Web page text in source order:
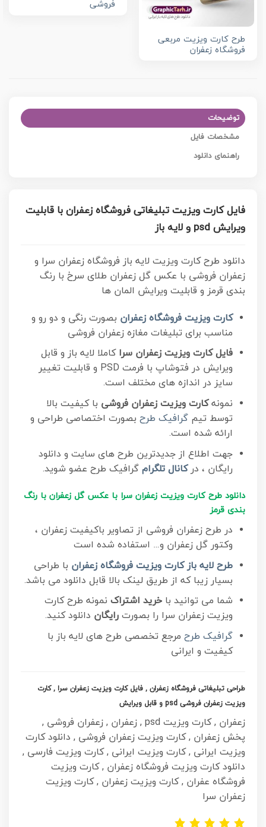
طرح کارت ویزیت مربعی
فروشگاه زعفران
فروشی
توضیحات
مشخصات فایل
راهنمای دانلود
فایل کارت ویزیت تبلیغاتی فروشگاه زعفران با قابلیت
ویرایش psd و لایه باز
دانلود طرح کارت ویزیت لایه باز فروشگاه زعفران سرا و
زعفران فروشی با عکس گل زعفران طلای سرخ با رنگ
بندی قرمز و قابلیت ویرایش المان ها
کارت ویزیت فروشگاه زعفران بصورت رنگی و دو رو و
مناسب برای تبلیغات مغازه زعفران فروشی
فایل کارت ویزیت زعفران سرا کاملا لایه باز و قابل
ویرایش در فتوشاپ با فرمت PSD و قابلیت تغییر
سایز در اندازه های مختلف است.
نمونهکارت ویزیت زعفران فروشی با کیفیت بالا
توسط تیم گرافیک طرحبصورت اختصاصی طراحی و
ارائه شده است.
جهت اطلاع از جدیدترین طرح های سایت و دانلود
رایگان ، درکانال تلگرامگرافیک طرح عضو شوید.
دانلود طرح کارت ویزیت زعفران سرا با عکس گل زعفران با رنگ
بندی قرمز
در طرح زعفران فروشی از تصاویر باکیفیت زعفران ،
وکتور گل زعفران و… استفاده شده است
طرح لایه باز کارت ویزیت فروشگاه زعفران با طراحی
بسیار زیبا که از طریق لینک بالا قابل دانلود می باشد.
شما می توانید با خرید اشتراکنمونه طرح کارت
ویزیت زعفران سرا را بصورت رایگان دانلود کنید.
گرافیک طرحمرجع تخصصی طرح های لایه باز با
کیفیت و ایرانی
طراحی تبلیغاتی فروشگاه زعفران , فایل کارت ویزیت زعفران سرا , کارت
ویزیت زعفران فروشی psd و قابل ویرایش
زعفران , کارت ویزیت psd , زعفران , زعفران فروشی ,
پخش زعفران , کارت ویزیت زعفران فروشی , دانلود کارت
ویزیت ایرانی , کارت ویزیت ایرانی , کارت ویزیت فارسی ,
دانلود کارت ویزیت فروشگاه زعفران , کارت ویزیت
فروشگاه عفران , کارت ویزیت زعفران , کارت ویزیت
زعفران سرا